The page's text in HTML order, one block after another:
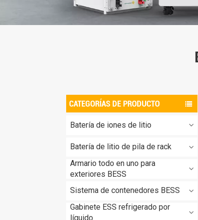
CATEGORÍAS DE PRODUCTO
Batería de iones de litio
Batería de litio de pila de rack
Armario todo en uno para
exteriores BESS
Sistema de contenedores BESS
Gabinete ESS refrigerado por
líquido